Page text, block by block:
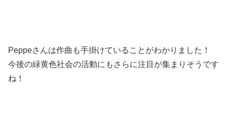
Peppeさんは作曲も手掛けていることがわかりました！
今後の緑黄色社会の活動にもさらに注目が集まりそうです
ね！